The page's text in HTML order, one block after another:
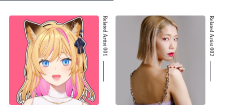
Related Artist 001 Related Artist 002